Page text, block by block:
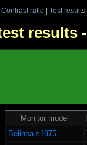
Contrast ratio| Test results
results
Monitor model
Belinea s1975